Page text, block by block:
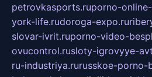
petrovkasports.ruporno-
york-life.rudoroga-expo.ru
slovar-ivrit.ruporno-video-
ovucontrol.rusloty-igrovyye-
ru-industriya.rurusskoe-porno-